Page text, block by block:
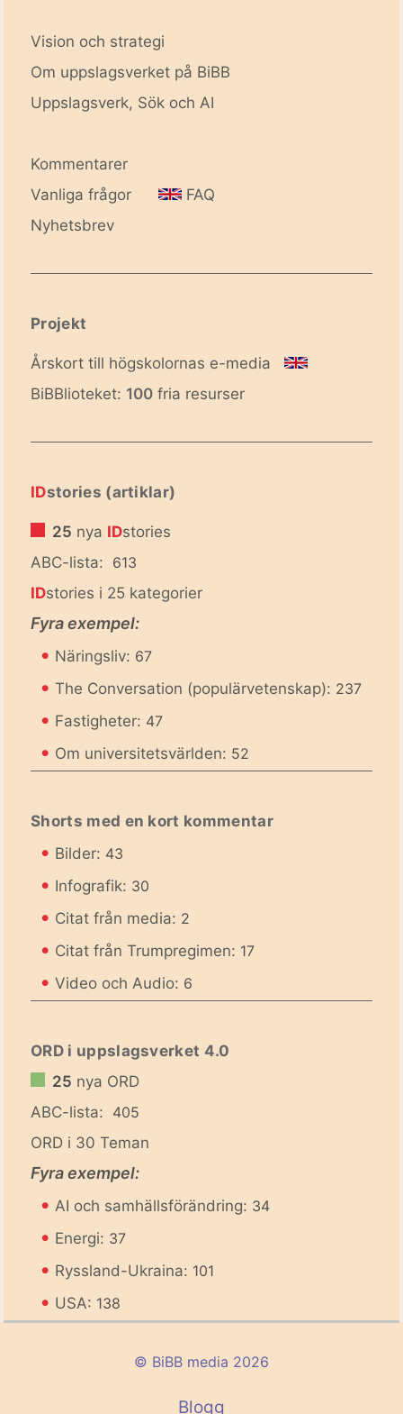
Vision och strategi
Om uppslagsverket på BiBB
Uppslagsverk, Sök och AI
Kommentarer
Vanliga frågor
FAQ
Nyhetsbrev
Projekt
Årskort till högskolornas e-media
BiBBlioteket: 100 fria resurser
IDstories (artiklar)
25 nya IDstories
ABC-lista: 613
IDstories i 25 kategorier
Fyra exempel:
• Näringsliv: 67
• The Conversation (populärvetenskap): 237
• Fastigheter: 47
• Om universitetsvärlden: 52
Shorts med en kort kommentar
• Bilder: 43
• Infografik: 30
• Citat från media: 2
• Citat från Trumpregimen: 17
• Video och Audio: 6
ORD i uppslagsverket 4.0
25 nya ORD
ABC-lista: 405
ORD i 30 Teman
Fyra exempel:
• AI och samhällsförändring: 34
• Energi: 37
• Ryssland-Ukraina: 101
• USA: 138
© BiBB media 2026
Blogg